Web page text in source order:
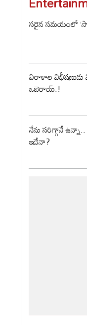
సరైన సమయంలో
విరాళాల విభీషణుడు
ఒబెరాయ్.!
నేను సరిగ్గానే
ఇదేనా?